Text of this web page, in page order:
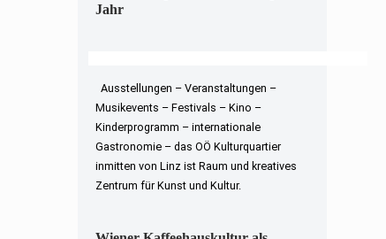
Jahr
Ausstellungen – Veranstaltungen –
Musikevents – Festivals – Kino –
Kinderprogramm – internationale
Gastronomie – das OÖ Kulturquartier
inmitten von Linz ist Raum und kreatives
Zentrum für Kunst und Kultur.